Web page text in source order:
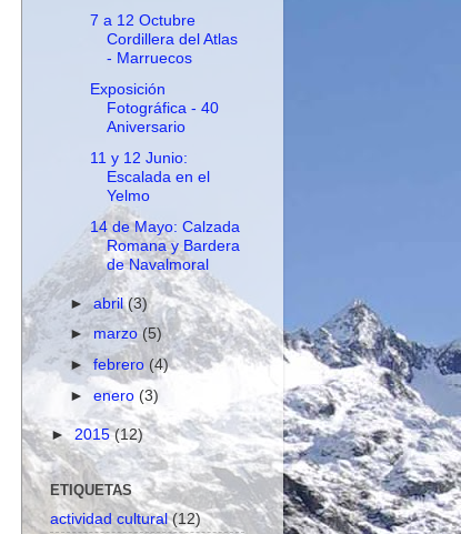
7 a 12 Octubre
Cordillera del Atlas
- Marruecos
Exposición
Fotográfica - 40
Aniversario
11 y 12 Junio:
Escalada en el
Yelmo
14 de Mayo: Calzada
Romana y Bardera
de Navalmoral
►abril(3)
►marzo(5)
►febrero(4)
►enero(3)
► 2015(12)
ETIQUETAS
actividad cultural (12)